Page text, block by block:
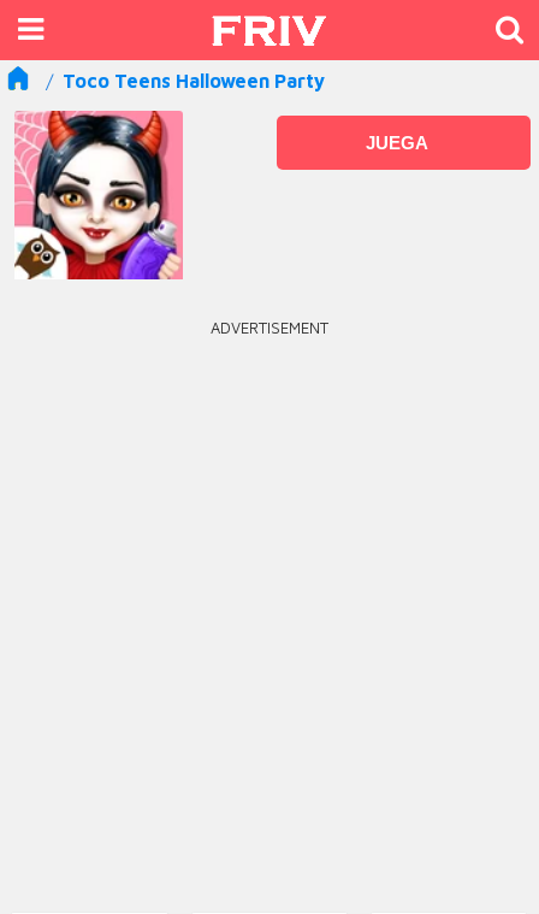
Toco Teens Halloween Party
JUEGA
ADVERTISEMENT